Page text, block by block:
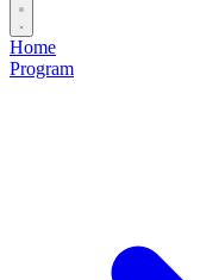
Home
Program